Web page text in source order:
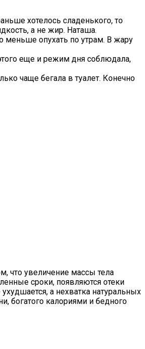
хотелось сладенького, то
а не жир. Наташа.
меньше опухать по утрам. В жару
еще и режим дня соблюдала,
чаще бегала в туалет. Конечно
что увеличение массы тела
сроки, появляются отеки
а нехватка натуральных
богатого калориями и бедного